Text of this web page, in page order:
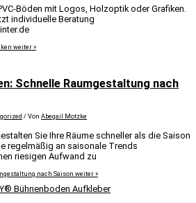
Böden mit Logos, Holzoptik oder Grafiken.
individuelle Beratung
weiter »
Schnelle Raumgestaltung nach
/ Von Abegail Motzke
Sie Ihre Räume schneller als die Saison
regelmäßig an saisonale Trends
riesigen Aufwand zu
nach Saison weiter »